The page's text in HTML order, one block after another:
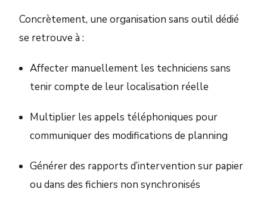
Concrètement, une organisation sans outil dédié
se retrouve à :
Affecter manuellement les techniciens sans
tenir compte de leur localisation réelle
Multiplier les appels téléphoniques pour
communiquer des modifications de planning
Générer des rapports d’intervention sur papier
ou dans des fichiers non synchronisés